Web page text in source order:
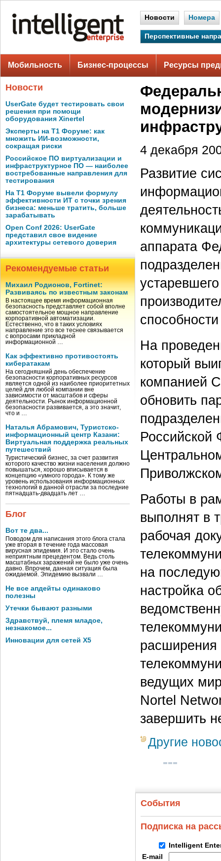
Новости Номера
Перспективные
Мобильность Бизнес-процессы Ресурсы
Новости
UserGate будет тестировать свои
решения при помощи
оборудования Xinertel
Эксперты на Т1 Форуме: как
множить ИИ-возможности,
сокращая риски
Российское ПО виртуализации и
инфраструктурное ПО — наиболее
востребованные направления для
тестирования
На Т1 Форуме вывели формулу
эффективности ИТ с точки зрения
бизнеса: меньше тратить, больше
зарабатывать
Open Conf 2026: UserGate
представил свое видение
архитектуры сетевого доверия
Рекомендуемые статьи
Михаил Родионов, Fortinet:
Развиваясь по известным законам
В настоящее время информационная
безопасность представляет собой вполне
самостоятельное мощное направление
корпоративной автоматизации.
Естественно, что в таких условиях
направление это все теснее связывается
с вопросами прикладной
информационной …
Как эффективно противостоять
кибератакам
На сегодняшний день обеспечение
безопасности корпоративных ресурсов
является одной из наиболее приоритетных
целей для любой компании вне
зависимости от масштабов и сферы
деятельности. Рынок информационной
безопасности развивается, а это значит,
что и …
Наталья Абрамович, Туристско-
информационный центр Казани:
Виртуальная поддержка реальных
путешествий
Туристический бизнес, за счет развития
которого качество жизни населения должно
повышаться, хорошо вписывается в
концепцию «умного города». К тому же
уровень использования информационных
технологий в данной отрасли за последние
пятнадцать-двадцать лет …
Блог
Вот те два...
Поводом для написания этого блога стала
уже вторая в течение года массовая
вирусная эпидемия. И это стало очень
неприятным прецедентом. Ведь столь
масштабных заражений не было уже очень
давно. Впрочем, данная ситуация была
ожидаемой. Эпидемию вызвали …
Не все апдейты одинаково
полезны
Утечки бывают разными
Здравствуй, племя младое,
незнакомое...
Инновации для сетей X5
4 декабря
Развитие
аппарата
На
который
компанией
обновить
Российской
Работы в
выполнят в
рабочая
на
настройка
расширения
ведущих
Nortel
завершить
Другие
События
Подписка на
Intelligent
E-mail